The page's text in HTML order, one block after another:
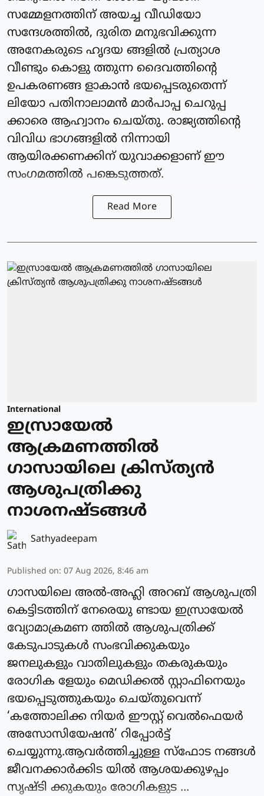
സമ്മേളനത്തിന് അയച്ച വീഡിയോ
സന്ദേശത്തില്‍, ദുരിത മനുഭവിക്കുന്ന
അനേകരുടെ ഹൃദയ ങ്ങളില്‍ പ്രത്യാശ
വീണ്ടും കൊളു ത്തുന്ന ദൈവത്തിന്റെ
ഉപകരണങ്ങ ളാകാന്‍ ഭയപ്പെടരുതെന്ന്
ലിയോ പതിനാലാമന്‍ മാര്‍പാപ്പ ചെറുപ്പ
ക്കാരെ ആഹ്വാനം ചെയ്തു. രാജ്യത്തിന്റെ
വിവിധ ഭാഗങ്ങളില്‍ നിന്നായി
ആയിരക്കണക്കിന് യുവാക്കളാണ് ഈ
സംഗമത്തില്‍ പങ്കെടുത്തത്.
Read More
International
ഇസ്രായേല്‍
ആക്രമണത്തില്‍
ഗാസായിലെ ക്രിസ്ത്യന്‍
ആശുപത്രിക്കു
നാശനഷ്ടങ്ങള്‍
Sathyadeepam
Published on: 07 Aug 2026, 8:46 am
ഗാസയിലെ അല്‍-അഹ്ലി അറബ് ആശുപത്രി
കെട്ടിടത്തിന് നേരെയു ണ്ടായ ഇസ്രായേല്‍
വ്യോമാക്രമണ ത്തില്‍ ആശുപത്രിക്ക്
കേടുപാടുകള്‍ സംഭവിക്കുകയും
ജനലുകളും വാതിലുകളും തകരുകയും
രോഗിക ളേയും മെഡിക്കല്‍ സ്റ്റാഫിനെയും
ഭയപ്പെടുത്തുകയും ചെയ്തുവെന്ന്
‘കത്തോലിക്ക നിയര്‍ ഈസ്റ്റ് വെല്‍ഫെയര്‍
അസോസിയേഷന്‍’ റിപ്പോര്‍ട്ട്
ചെയ്യുന്നു.ആവര്‍ത്തിച്ചുള്ള സ്‌ഫോട നങ്ങള്‍
ജീവനക്കാര്‍ക്കിട യില്‍ ആശയക്കുഴപ്പം
സൃഷ്ടി ക്കുകയും രോഗികളുട ...